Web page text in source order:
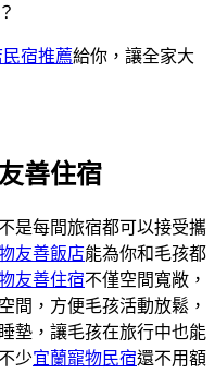
宿推薦給你，讓全家大
善住宿
是每間旅宿都可以接受攜
友善飯店能為你和毛孩都
友善住宿不僅空間寬敞，
間，方便毛孩活動放鬆，
墊，讓毛孩在旅行中也能
少宜蘭寵物民宿還不用額